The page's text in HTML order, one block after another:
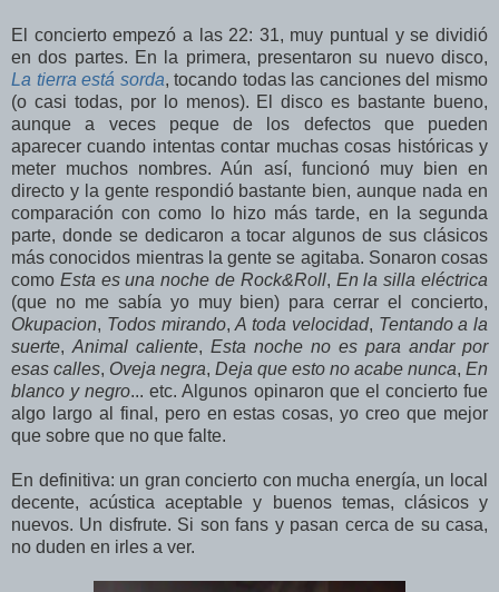
El concierto empezó a las 22: 31, muy puntual y se dividió
en dos partes. En la primera, presentaron su nuevo disco,
La tierra está sorda, tocando todas las canciones del mismo
(o casi todas, por lo menos). El disco es bastante bueno,
aunque a veces peque de los defectos que pueden
aparecer cuando intentas contar muchas cosas históricas y
meter muchos nombres. Aún así, funcionó muy bien en
directo y la gente respondió bastante bien, aunque nada en
comparación con como lo hizo más tarde, en la segunda
parte, donde se dedicaron a tocar algunos de sus clásicos
más conocidos mientras la gente se agitaba. Sonaron cosas
como Esta es una noche de Rock&Roll, En la silla eléctrica
(que no me sabía yo muy bien) para cerrar el concierto,
Okupacion, Todos mirando,A toda velocidad, Tentando a la
suerte, Animal caliente, Esta noche no es para andar por
esas calles, Oveja negra, Deja que esto no acabe nunca, En
blanco y negro... etc. Algunos opinaron que el concierto fue
algo largo al final, pero en estas cosas, yo creo que mejor
que sobre que no que falte.
En definitiva: un gran concierto con mucha energía, un local
decente, acústica aceptable y buenos temas, clásicos y
nuevos. Un disfrute. Si son fans y pasan cerca de su casa,
no duden en irles a ver.